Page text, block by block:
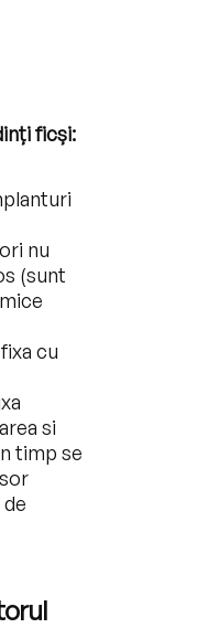
ficși:
nu
(sunt
cu
si
timp se